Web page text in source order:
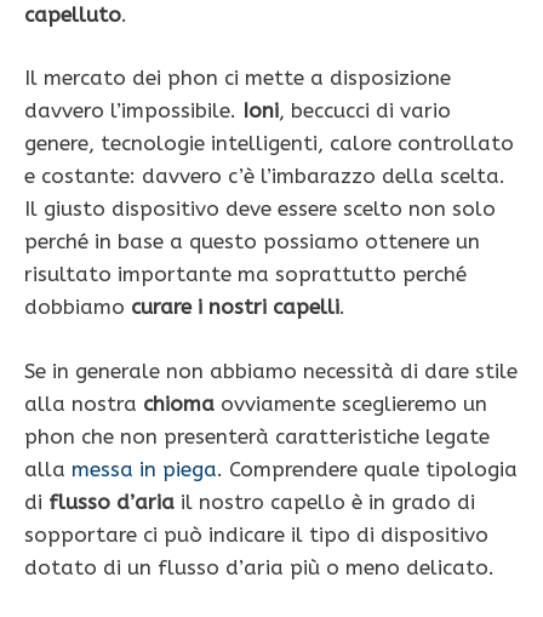
capelluto.
Il mercato dei phon ci mette a disposizione
davvero l’impossibile. Ioni, beccucci di vario
genere, tecnologie intelligenti, calore controllato
e costante: davvero c’è l’imbarazzo della scelta.
Il giusto dispositivo deve essere scelto non solo
perché in base a questo possiamo ottenere un
risultato importante ma soprattutto perché
dobbiamo curare i nostri capelli.
Se in generale non abbiamo necessità di dare stile
alla nostra chioma ovviamente sceglieremo un
phon che non presenterà caratteristiche legate
alla messa in piega. Comprendere quale tipologia
di flusso d’aria il nostro capello è in grado di
sopportare ci può indicare il tipo di dispositivo
dotato di un flusso d’aria più o meno delicato.